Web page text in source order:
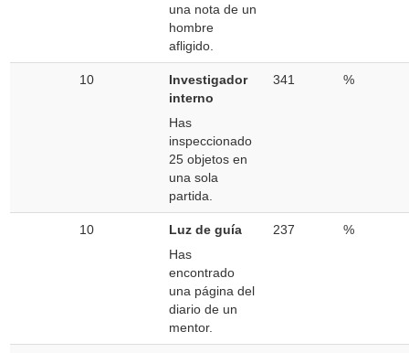
una nota de un
hombre
afligido.
10
Investigador
interno
Has
inspeccionado
25 objetos en
una sola
partida.
341 %
10
Luz de guía
Has
encontrado
una página del
diario de un
mentor.
237 %